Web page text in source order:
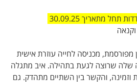
מתאריך 30.09.25
מפורסמת, מכניסה לחייה עוזרת אישית
שלה שרוצה לגעת בתהילה. איב מתגלה
וזמינה, והקשר בין השתיים מתהדק. גם